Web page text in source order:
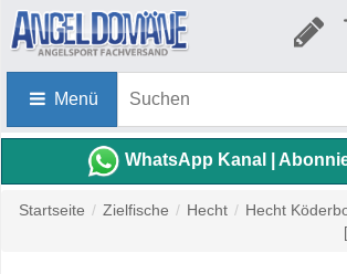
Menü
WhatsApp Kanal |
Startseite / Zielfische / Hecht / Hecht